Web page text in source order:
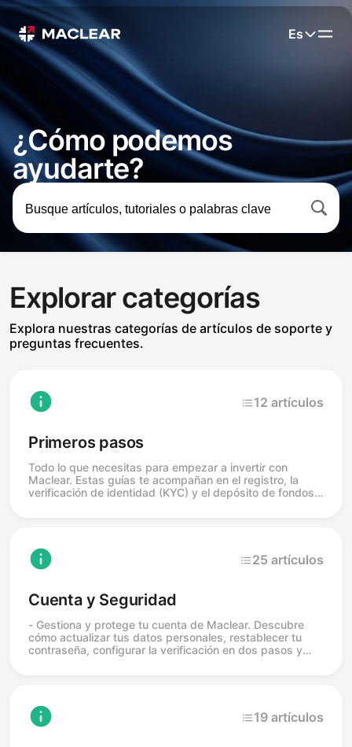
Es
¿Cómo podemos
ayudarte?
Explorar categorías
Explora nuestras categorías de artículos de soporte y
preguntas frecuentes.
Primeros pasos
Todo lo que necesitas para empezar a invertir con
Maclear. Estas guías te acompañan en el registro, la
verificación de identidad (KYC) y el depósito de fondos,
12 artículos
Cuenta y Seguridad
- Gestiona y protege tu cuenta de Maclear. Descubre
cómo actualizar tus datos personales, restablecer tu
contraseña, configurar la verificación en dos pasos y
25 artículos
19 artículos